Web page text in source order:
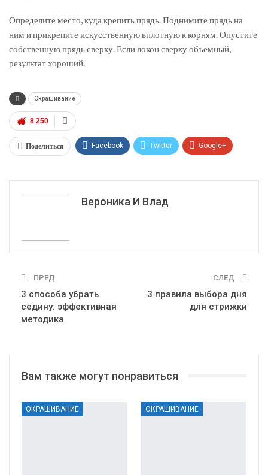
Определите место, куда крепить прядь. Поднимите прядь на
ним и прикрепите искусственную вплотную к корням. Опустите
собственную прядь сверху. Если локон сверху объемный,
результат хороший.
Окрашивание
8 250
Поделиться Facebook Twitter Google+
Эл. адрес
Вероника И Влад
ПРЕД
3 способа убрать
седину: эффективная
методика
СЛЕД
3 правила выбора дня
для стрижки
Вам также могут понравиться
ОКРАШИВАНИЕ ОКРАШИВАНИЕ